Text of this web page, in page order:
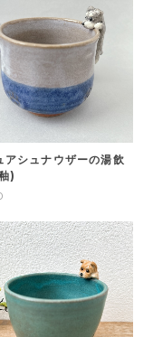
アシュナウザーの湯飲
)